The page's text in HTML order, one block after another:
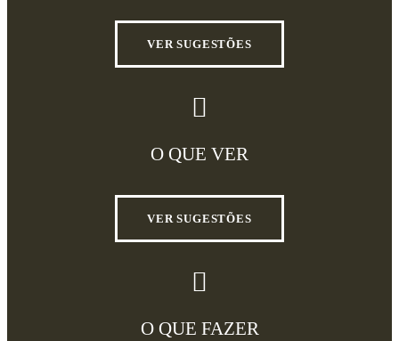
VER SUGESTÕES
O QUE VER
VER SUGESTÕES
O QUE FAZER